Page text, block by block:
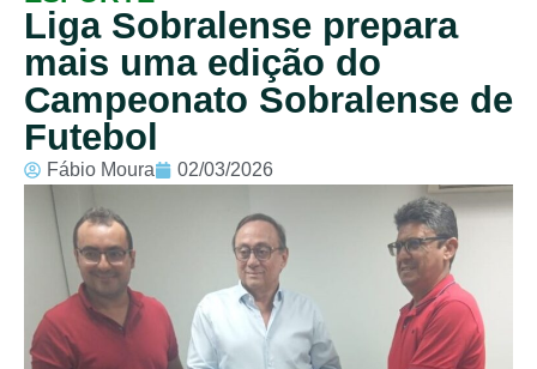
Liga Sobralense prepara
mais uma edição do
Campeonato Sobralense de
Futebol
Fábio Moura 02/03/2026